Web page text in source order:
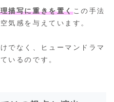
描写に重きを置くこの手法
気感を与えています。
でなく、ヒューマンドラマ
いるのです。